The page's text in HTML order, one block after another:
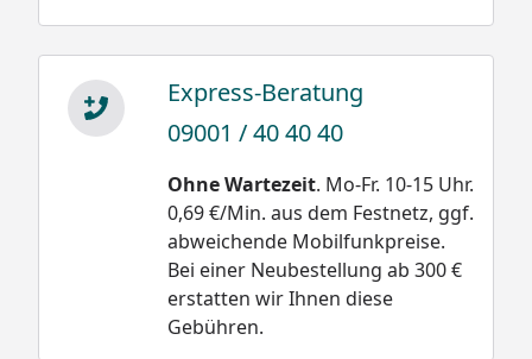
Express-Beratung
09001 / 40 40 40
Ohne Wartezeit. Mo-Fr. 10-15 Uhr.
0,69 €/Min. aus dem Festnetz, ggf.
abweichende Mobilfunkpreise.
Bei einer Neubestellung ab 300 €
erstatten wir Ihnen diese
Gebühren.